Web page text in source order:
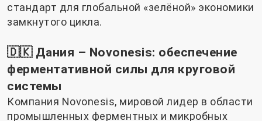
стандарт для глобальной «зелёной» экономики
замкнутого цикла.
🇩🇰 Дания – Novonesis: обеспечение
ферментативной силы для круговой
системы
Компания Novonesis, мировой лидер в области
промышленных ферментных и микробных